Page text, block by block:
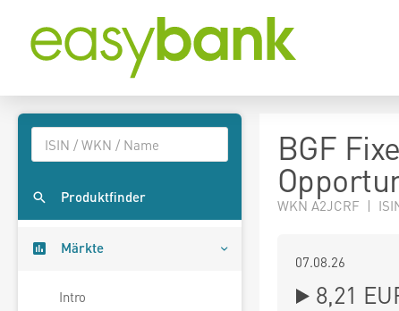
Produktfinder
Märkte
Intro
BGF
WKN A2JCRF |
07.08.26
8,21